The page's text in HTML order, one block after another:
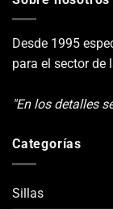
Desde 1995
para el sector de
"En los detalles
Categorías
Sillas